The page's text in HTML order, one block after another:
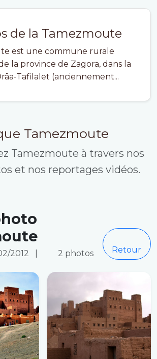
de la Tamezmoute
est une commune rurale
la province de Zagora, dans la
Tafilalet (anciennement...
Tamezmoute
Tamezmoute à travers nos
et nos reportages vidéos.
2012 2 photos Retour